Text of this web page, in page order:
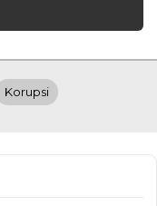
Korupsi